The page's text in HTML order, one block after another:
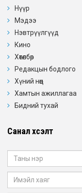
Нүүр
Мэдээ
Нэвтрүүлгүүд
Кино
Хөтөлбөр
Редакцын бодлого
Хүний нөөц
Хамтын ажиллагаа
Бидний тухай
Санал хүсэлт